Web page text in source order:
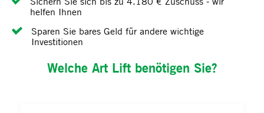
helfen Ihnen
Sparen Sie bares Geld für andere wichtige
Investitionen
Welche Art Lift benötigen Sie?